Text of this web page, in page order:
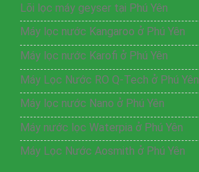
Lõi lọc máy geyser tại Phú Yên
Máy lọc nước Kangaroo ở Phú Yên
Máy lọc nước Karofi ở Phú Yên
Máy Lọc Nước RO Q-Tech ở Phú Yên
Máy lọc nước Nano ở Phú Yên
Máy nước lọc Waterpia ở Phú Yên
Máy Lọc Nước Aosmith ở Phú Yên